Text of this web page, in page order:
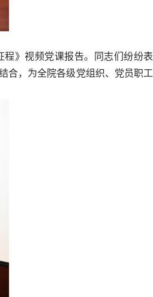
》视频党课报告。同志们纷纷表
合，为全院各级党组织、党员职工